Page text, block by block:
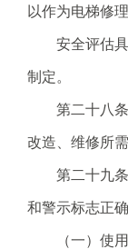
以作为电梯修
安全评估具
制定。
第二十八条
改造、维修所
第二十九条
和警示标志正
（一）使用